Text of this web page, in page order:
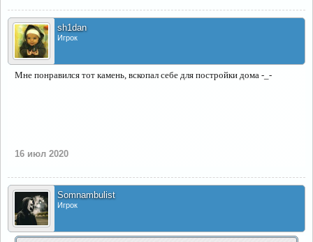
sh1dan
Игрок
Мне понравился тот камень, вскопал себе для постройки дома -_-
16 июл 2020
Somnambulist
Игрок